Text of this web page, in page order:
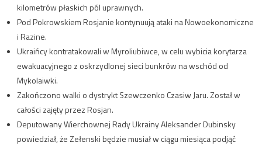
kilometrów płaskich pól uprawnych.
Pod Pokrowskiem Rosjanie kontynuują ataki na Nowoekonomiczne
i Razine.
Ukraińcy kontratakowali w Myroliubiwce, w celu wybicia korytarza
ewakuacyjnego z oskrzydlonej sieci bunkrów na wschód od
Mykolaiwki.
Zakończono walki o dystrykt Szewczenko Czasiw Jaru. Został w
całości zajęty przez Rosjan.
Deputowany Wierchownej Rady Ukrainy Aleksander Dubinsky
powiedział, że Zełenski będzie musiał w ciągu miesiąca podjąć